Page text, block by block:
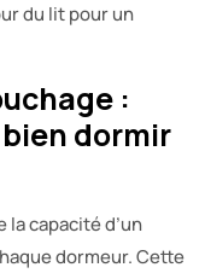
du lit pour un
:
dormir
la capacité d’un
dormeur. Cette